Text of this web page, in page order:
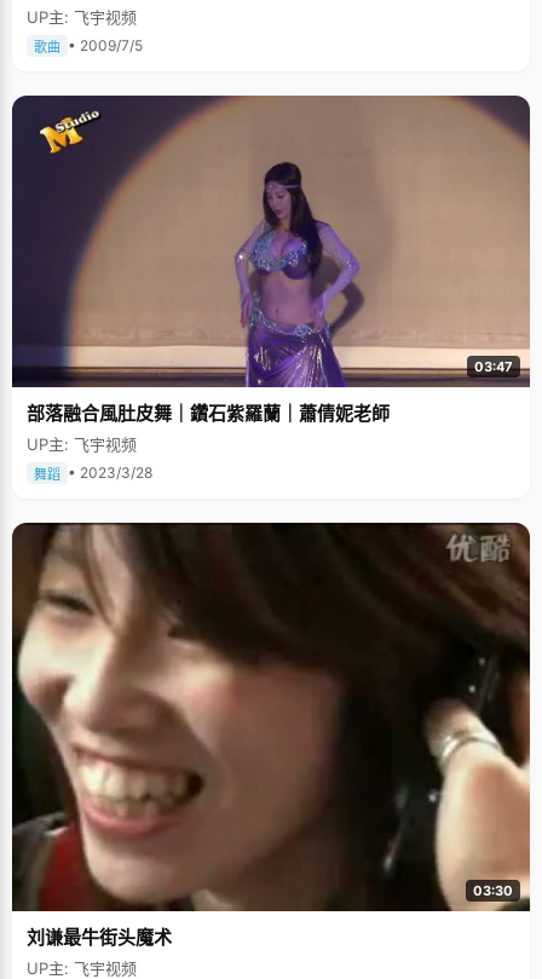
UP主: 飞宇视频
歌曲 • 2009/7/5
03:47
部落融合風肚皮舞｜鑽石紫羅蘭｜蕭倩妮老師
UP主: 飞宇视频
舞蹈 • 2023/3/28
03:30
刘谦最牛街头魔术
UP主: 飞宇视频